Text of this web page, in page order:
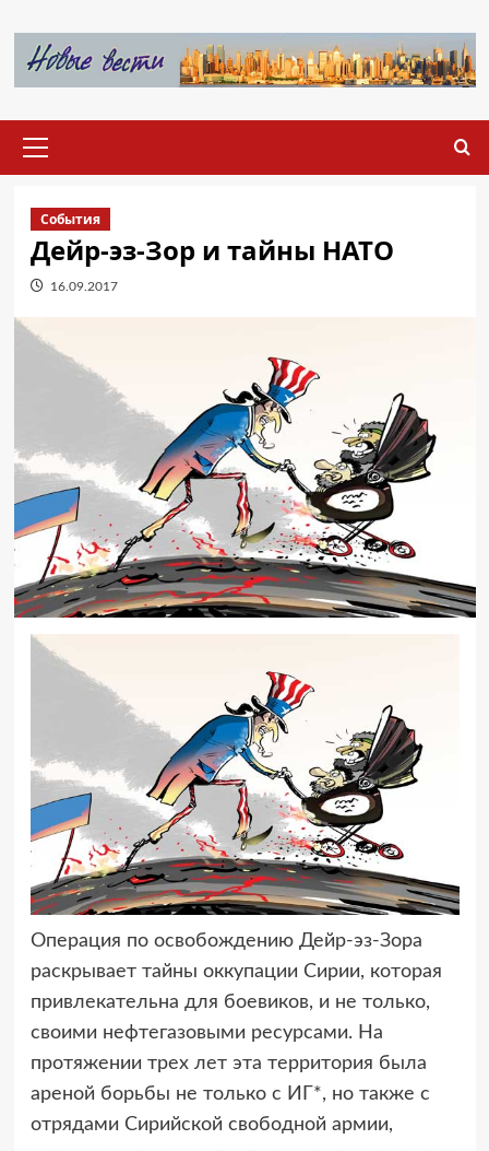
содержимому
меню
События
Дейр-эз-Зор и тайны НАТО
16.09.2017
Операция по освобождению Дейр-эз-Зора
раскрывает тайны оккупации Сирии, которая
привлекательна для боевиков, и не только,
своими нефтегазовыми ресурсами. На
протяжении трех лет эта территория была
ареной борьбы не только с ИГ*, но также с
отрядами Сирийской свободной армии,